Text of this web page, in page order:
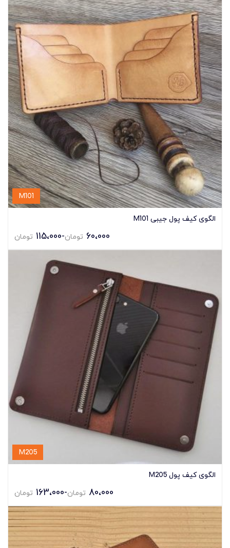
M101
الگوی کیف پول جیبی M101
60،000 تومان-115،000 تومان
M205
الگوی کیف پول M205
80،000 تومان-163،000 تومان